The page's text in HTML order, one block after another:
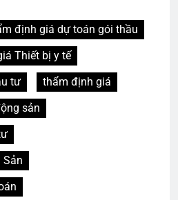
định giá dự toán gói thầu
Thiết bị y tế
tư
thẩm định giá
sản